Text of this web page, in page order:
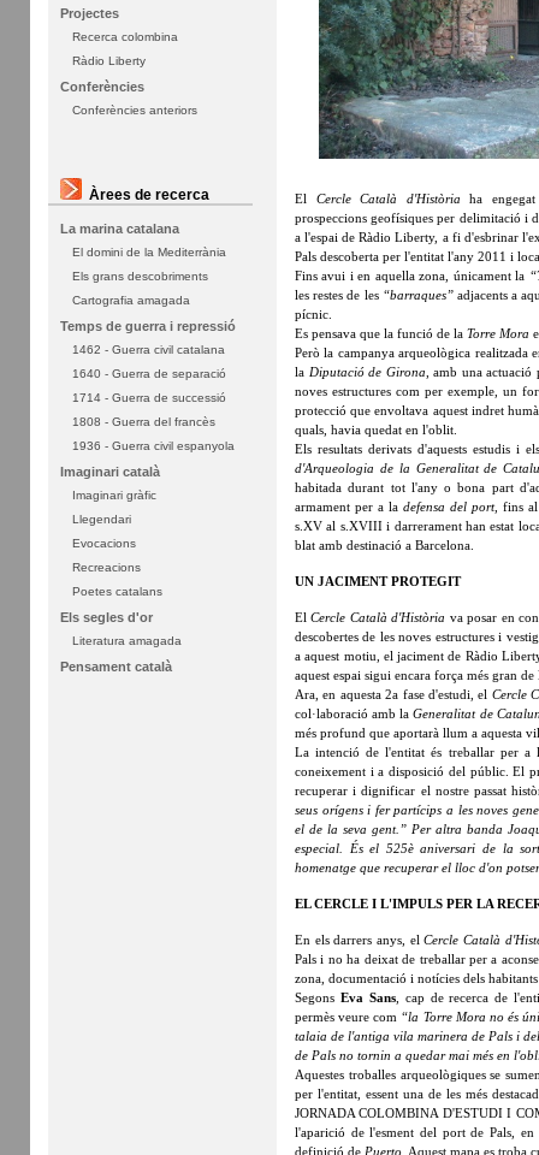
Projectes
Recerca colombina
Ràdio Liberty
Conferències
Conferències anteriors
Àrees de recerca
La marina catalana
El domini de la Mediterrània
Els grans descobriments
Cartografia amagada
Temps de guerra i repressió
1462 - Guerra civil catalana
1640 - Guerra de separació
1714 - Guerra de successió
1808 - Guerra del francès
1936 - Guerra civil espanyola
Imaginari català
Imaginari gràfic
Llegendari
Evocacions
Recreacions
Poetes catalans
Els segles d'or
Literatura amagada
Pensament català
El Cercle Català d'Història ha
prospeccions geofísiques per delimitació i
a l'espai de Ràdio Liberty, a fi d'esbrinar
Pals descoberta per l'entitat l'any 2011 i
Fins avui i en aquella zona, únicament la
les restes de les “barraques”adjacents a
pícnic.
Es pensava que la funció de la Torre Mora
Però la campanya arqueològica realitzada
la Diputació de Girona , amb una
noves estructures com per exemple, un
protecció que envoltava aquest indret
quals, havia quedat en l'oblit.
Els resultats derivats d'aquests estudis i
d'Arqueologia de la Generalitat de
habitada durant tot l'any o bona part
armament per a la defensa del port, fins al
s.XV al s.XVIII i darrerament han estat
blat amb destinació a Barcelona.
UN JACIMENT PROTEGIT
ElCercle Català d'Història va posar en
descobertes de les noves estructures i
a aquest motiu, el jaciment de Ràdio
aquest espai sigui encara força més gran de
Ara, en aquesta 2a fase d'estudi, el Cercle
col·laboració amb laGeneralitat de
més profund que aportarà llum a aquesta
La intenció de l'entitat és treballar per a
coneixement i a disposició del públic. El
recuperar i dignificar el nostre passat
seus orígens i fer partícips a les noves
el de la seva gent.” Per altra banda
especial. És el 525è aniversari de la
homenatge que recuperar el lloc d'on
EL CERCLE I L'IMPULS PER LA
En els darrers anys, elCercle Català
Pals i no ha deixat de treballar per a
zona, documentació i notícies dels
Segons Eva Sans, cap de recerca de
permès veure com “la Torre Mora no és
talaia de l'antiga vila marinera de Pals i
de Pals no tornin a quedar mai més en
Aquestes troballes arqueològiques se
per l'entitat, essent una de les més
JORNADA COLOMBINA D'ESTUDI I
l'aparició de l'esment del port de Pals,
definició de Puerto . Aquest mapa es troba